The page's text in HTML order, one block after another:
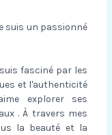
suis un passionné
fasciné par les
et l'authenticité
explorer ses
. À travers mes
la beauté et la